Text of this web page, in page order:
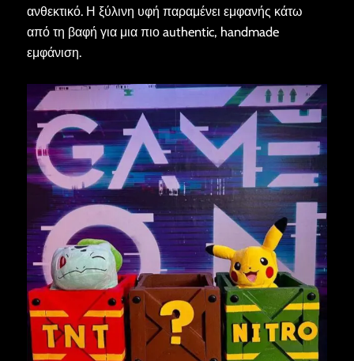
ανθεκτικό. Η ξύλινη υφή παραμένει εμφανής κάτω
από τη βαφή για μια πιο authentic, handmade
εμφάνιση.